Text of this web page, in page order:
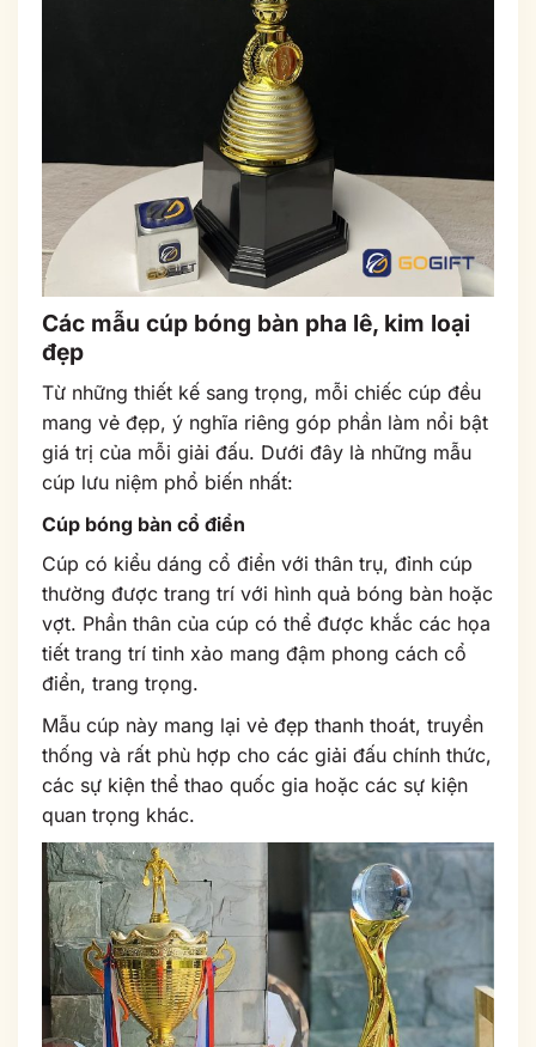
Các mẫu cúp bóng bàn pha lê, kim loại
đẹp
Từ những thiết kế sang trọng, mỗi chiếc cúp đều
mang vẻ đẹp, ý nghĩa riêng góp phần làm nổi bật
giá trị của mỗi giải đấu. Dưới đây là những mẫu
cúp lưu niệm phổ biến nhất:
Cúp bóng bàn cổ điển
Cúp có kiểu dáng cổ điển với thân trụ, đỉnh cúp
thường được trang trí với hình quả bóng bàn hoặc
vợt. Phần thân của cúp có thể được khắc các họa
tiết trang trí tinh xảo mang đậm phong cách cổ
điển, trang trọng.
Mẫu cúp này mang lại vẻ đẹp thanh thoát, truyền
thống và rất phù hợp cho các giải đấu chính thức,
các sự kiện thể thao quốc gia hoặc các sự kiện
quan trọng khác.